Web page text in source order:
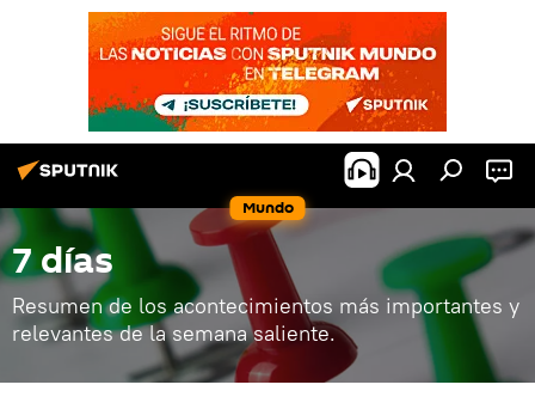
Mundo
7 días
Resumen de los acontecimientos más importantes y
relevantes de la semana saliente.